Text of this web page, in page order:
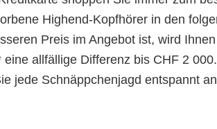
Highend-Kopfhörer in den
Preis im Angebot ist, wird
eine allfällige Differenz bis CHF 2
jede Schnäppchenjagd entspannt